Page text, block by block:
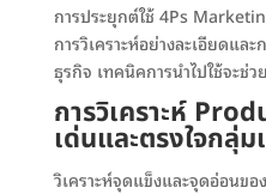
การประยุกต์ใช้ 4Ps
การวิเคราะห์อย่างละเอียดแล
ธุรกิจ เทคนิคการนำไปใช้จะช่
การวิเคราะห์
เด่นและตรงใจกลุ่ม
วิเคราะห์จุดแข็งและจุดอ่อน